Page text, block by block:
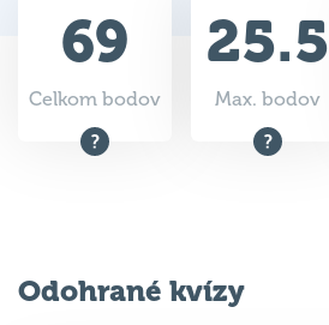
69
Celkom bodov
25.5
Max. bodov
Odohrané kvízy